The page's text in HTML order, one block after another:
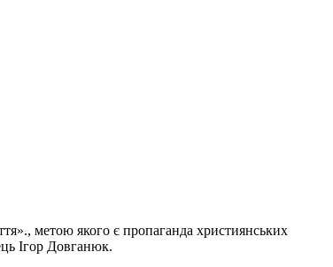
метою якого є пропаганда християнських
Ігор Довганюк.